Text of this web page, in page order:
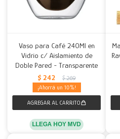
Vaso para Café 240Ml en
Vidrio c/ Aislamiento de
Doble Pared - Transparente
$ 242 $ 269
10
LLEGA HOY MVD